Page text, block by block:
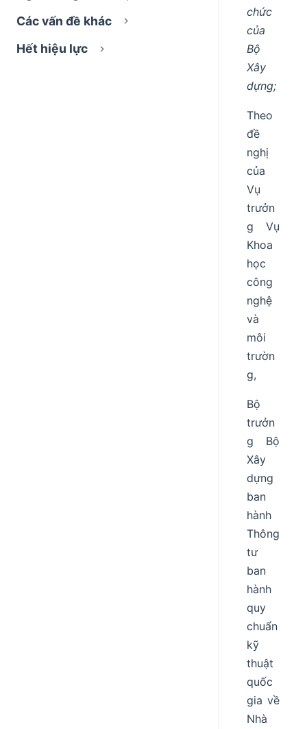
Các vấn đề khác
Hết hiệu lực
chức
của
Bộ
Xây
dựng;
Theo
đề
nghị
của
Vụ
trưởn
g Vụ
Khoa
học
công
nghệ
và
môi
trườn
g,
Bộ
trưởn
g Bộ
Xây
dựng
ban
hành
Thông
tư
ban
hành
quy
chuẩn
kỹ
thuật
quốc
gia về
Nhà